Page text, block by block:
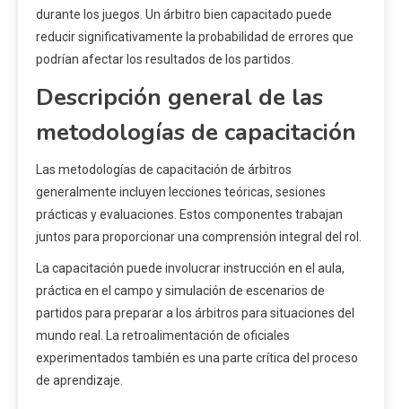
durante los juegos. Un árbitro bien capacitado puede
reducir significativamente la probabilidad de errores que
podrían afectar los resultados de los partidos.
Descripción general de las
metodologías de capacitación
Las metodologías de capacitación de árbitros
generalmente incluyen lecciones teóricas, sesiones
prácticas y evaluaciones. Estos componentes trabajan
juntos para proporcionar una comprensión integral del rol.
La capacitación puede involucrar instrucción en el aula,
práctica en el campo y simulación de escenarios de
partidos para preparar a los árbitros para situaciones del
mundo real. La retroalimentación de oficiales
experimentados también es una parte crítica del proceso
de aprendizaje.